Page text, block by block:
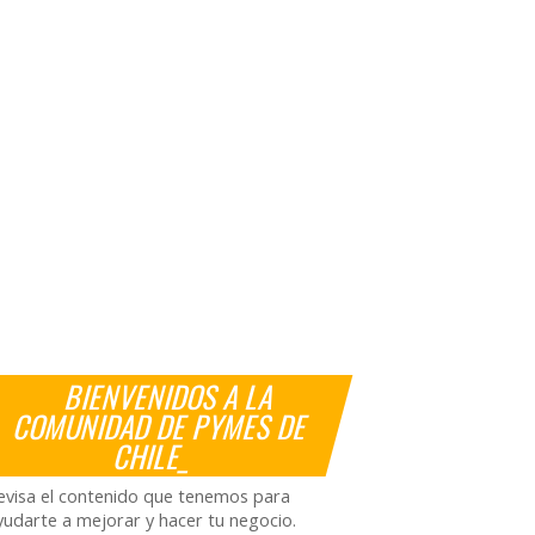
BIENVENIDOS A LA
COMUNIDAD DE PYMES DE
CHILE_
el contenido que tenemos para
a mejorar y hacer tu negocio.